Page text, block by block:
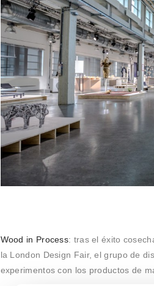
Wood in Process: tras el éxito
la London Design Fair, el grupo de
experimentos con los productos de